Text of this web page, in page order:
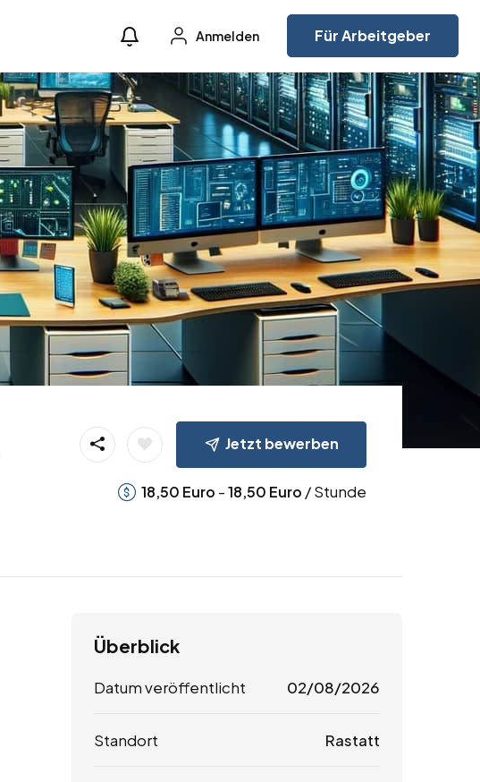
Anmelden Für Arbeitgeber
Jetzt bewerben
18,50 Euro -18,50 Euro / Stunde
Überblick
Datum veröffentlicht 02/08/2026
Standort Rastatt